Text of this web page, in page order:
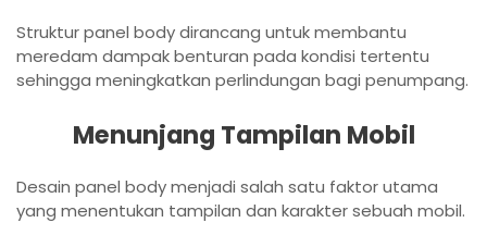
Struktur panel body dirancang untuk membantu
meredam dampak benturan pada kondisi tertentu
sehingga meningkatkan perlindungan bagi penumpang.
Menunjang Tampilan Mobil
Desain panel body menjadi salah satu faktor utama
yang menentukan tampilan dan karakter sebuah mobil.